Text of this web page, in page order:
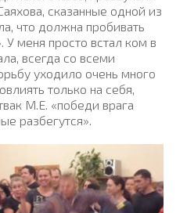
сказанные одной из
что должна пробивать
У меня просто встал ком в
всегда со всеми
уходило очень много
только на себя,
М.Е. «победи врага
разбегутся».